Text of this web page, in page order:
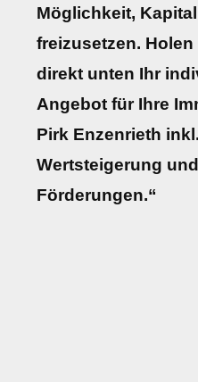
Möglichkeit, Kapital
freizusetzen.
direkt unten Ihr
Angebot für Ihre
Pirk Enzenrieth
Wertsteigerung
Förderungen.“